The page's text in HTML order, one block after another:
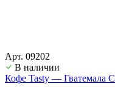
Арт. 09202
В наличии
Кофе Tasty — Гватемала